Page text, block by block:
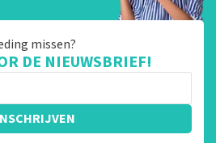
missen?
DE NIEUWSBRIEF!